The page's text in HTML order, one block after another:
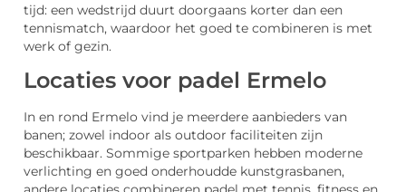
tijd: een wedstrijd duurt doorgaans korter dan een
tennismatch, waardoor het goed te combineren is met
werk of gezin.
Locaties voor padel Ermelo
In en rond Ermelo vind je meerdere aanbieders van
banen; zowel indoor als outdoor faciliteiten zijn
beschikbaar. Sommige sportparken hebben moderne
verlichting en goed onderhoudde kunstgrasbanen,